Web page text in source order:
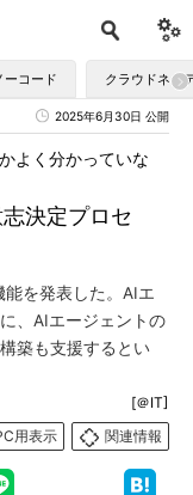
ーコード クラウドネイ
2025年6月30日 公開
決定プロセ
よく分かっていな
を発表した。AIエ
、AIエージェントの
築も支援するとい
[＠IT]
用表示
関連情報